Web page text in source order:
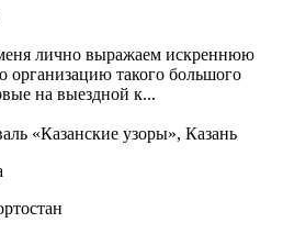
лично выражаем искреннюю
организацию такого большого
на выездной к...
«Казанские узоры», Казань